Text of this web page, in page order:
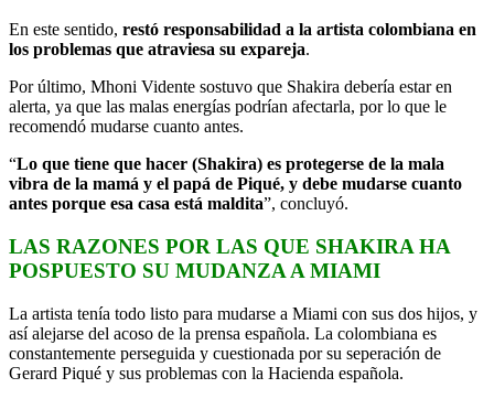
En este sentido, restó responsabilidad a la artista colombiana en
los problemas que atraviesa su expareja.
Por último, Mhoni Vidente sostuvo que Shakira debería estar en
alerta, ya que las malas energías podrían afectarla, por lo que le
recomendó mudarse cuanto antes.
“Lo que tiene que hacer (Shakira) es protegerse de la mala
vibra de la mamá y el papá de Piqué, y debe mudarse cuanto
antes porque esa casa está maldita”, concluyó.
LAS RAZONES POR LAS QUE SHAKIRA HA
POSPUESTO SU MUDANZA A MIAMI
La artista tenía todo listo para mudarse a Miami con sus dos hijos, y
así alejarse del acoso de la prensa española. La colombiana es
constantemente perseguida y cuestionada por su seperación de
Gerard Piqué y sus problemas con la Hacienda española.